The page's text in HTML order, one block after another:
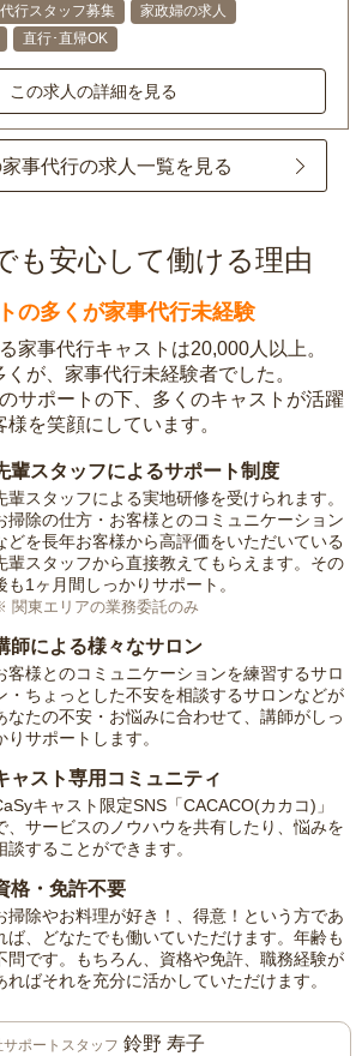
行スタッフ募集
家政婦の求人
直行･直帰OK
この求人の詳細を見る
事代行の求人一覧を見る
も安心して働ける理由
の多くが家事代行未経験
家事代行キャストは20,000人以上。
くが、家事代行未経験者でした。
サポートの下、多くのキャストが活躍
を笑顔にしています。
輩スタッフによるサポート制度
輩スタッフによる実地研修を受けられます。
掃除の仕方・お客様とのコミュニケーション
どを長年お客様から高評価をいただいている
輩スタッフから直接教えてもらえます。その
も1ヶ月間しっかりサポート。
関東エリアの業務委託のみ
師による様々なサロン
客様とのコミュニケーションを練習するサロ
・ちょっとした不安を相談するサロンなどが
なたの不安・お悩みに合わせて、講師がしっ
りサポートします。
ャスト専用コミュニティ
キャスト限定SNS「CACACO(カカコ)」
、サービスのノウハウを共有したり、悩みを
談することができます。
格・免許不要
掃除やお料理が好き！、得意！という方であ
ば、どなたでも働いていただけます。年齢も
問です。もちろん、資格や免許、職務経験が
ればそれを充分に活かしていただけます。
サポートスタッフ 鈴野 寿子